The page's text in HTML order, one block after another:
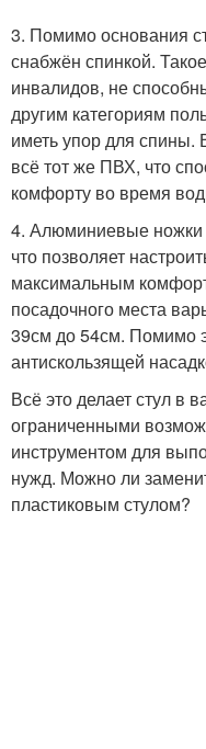
3. Помимо основания
снабжён спинкой.
инвалидов, не
другим категориям
иметь упор для спины.
всё тот же ПВХ, что
комфорту во время
4. Алюминиевые ножки
что позволяет
максимальным
посадочного места
39см до 54см. Помимо
антискользящей
Всё это делает стул в
ограниченными
инструментом для
нужд. Можно ли
пластиковым стулом?